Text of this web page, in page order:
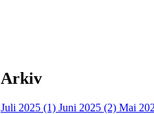
Arkiv
Juli 2025 (1) Juni 2025 (2) Mai